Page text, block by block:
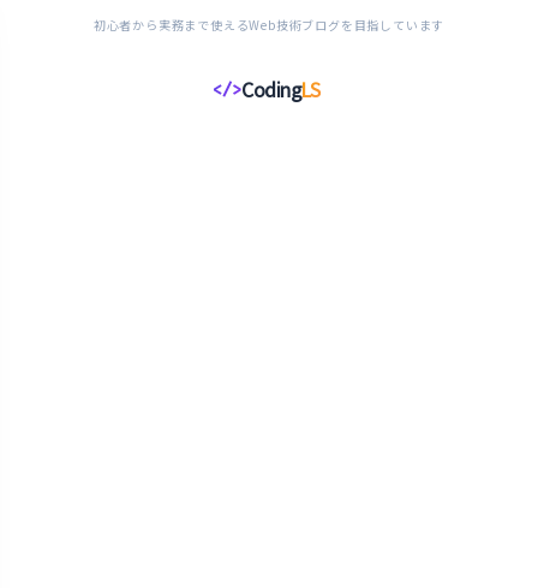
初心者から実務まで使えるWeb技術ブログを目指しています
</>CodingLS
コ